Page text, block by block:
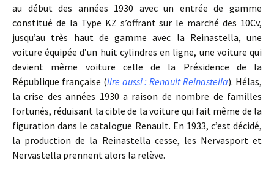
au début des années 1930 avec un entrée de gamme
constitué de la Type KZ s’offrant sur le marché des 10Cv,
jusqu’au très haut de gamme avec la Reinastella, une
voiture équipée d’un huit cylindres en ligne, une voiture qui
devient même voiture celle de la Présidence de la
République française (lire aussi : Renault Reinastella). Hélas,
la crise des années 1930 a raison de nombre de familles
fortunés, réduisant la cible de la voiture qui fait même de la
figuration dans le catalogue Renault. En 1933, c’est décidé,
la production de la Reinastella cesse, les Nervasport et
Nervastella prennent alors la relève.